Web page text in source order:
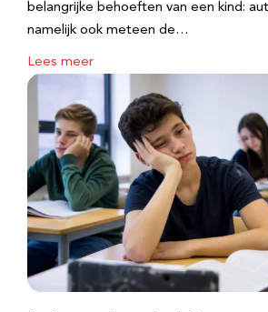
belangrijke behoeften van een kind:
namelijk ook meteen de…
Lees meer